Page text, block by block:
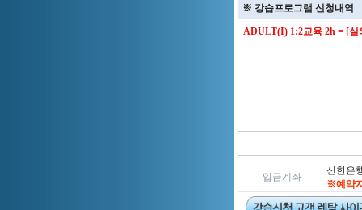
※ 강습프로그램 신청내역
입금계좌
신한은
※예약